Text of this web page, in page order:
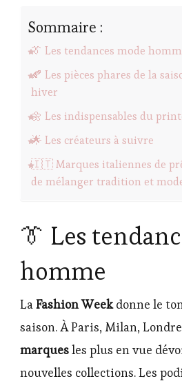
Sommaire :
👔 Les tendances mode
🍂 Les pièces phares de la
hiver
🌼 Les indispensables du
🌟 Les créateurs à suivre
🇮🇹 Marques italiennes de
de mélanger tradition et
👔 Les
homme
LaFashion Weekdonne le
saison. À Paris, Milan,
marquesles plus en vue
nouvelles collections. Les